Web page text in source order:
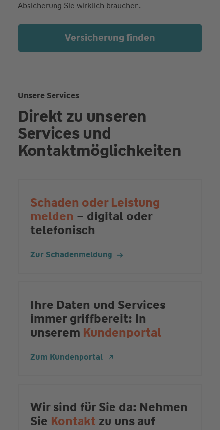
Absicherung Sie wirklich brauchen.
Versicherung finden
Unsere Services
Direkt zu unseren
Services und
Kontaktmöglichkeiten
Schaden oder Leistung
melden – digital oder
telefonisch
Zur Schadenmeldung
Ihre Daten und Services
immer griffbereit: In
unserem Kundenportal
Zum Kundenportal
Wir sind für Sie da: Nehmen
Sie Kontakt zu uns auf